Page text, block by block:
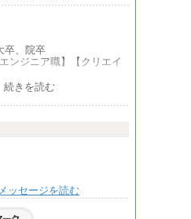
卒、院卒
ンジニア職】【クリエイ
に変更はございません 。
円～270,000円
330,000円
きを読む
ッセージを読む